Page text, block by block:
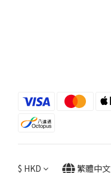
$ HKD 繁體中文